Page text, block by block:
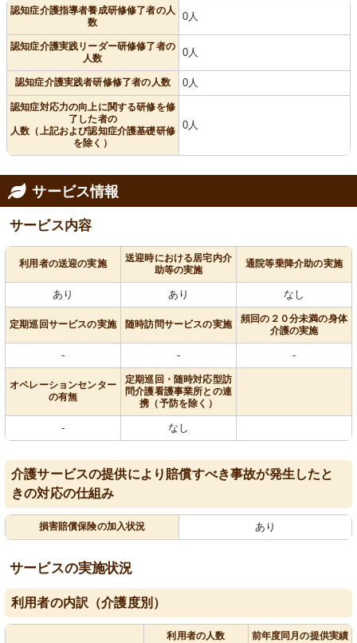
認知症介護指導者養成研修修了者の人
数
0人
認知症介護実践リーダー研修修了者の
人数
0人
認知症介護実践者研修修了者の人数 0人
認知症対応力の向上に関する研修を修
了した者の
人数（上記および認知症介護基礎研修
を除く）
0人
サービス情報
サービス内容
利用者の送迎の実施
送迎時における居宅内介
助等の実施
通院等乗降介助の実施
あり あり なし
定期巡回サービスの実施 随時訪問サービスの実施
頻回の２０分未満の身体
介護の実施
- - -
オペレーションセンター
の有無
定期巡回・随時対応型訪
問介護看護事業所との連
携（予防を除く）
- なし
介護サービスの提供により賠償すべき事故が発生したと
きの対応の仕組み
損害賠償保険の加入状況 あり
サービスの実施状況
利用者の内訳（介護度別）
利用者の人数 前年度同月の提供実績